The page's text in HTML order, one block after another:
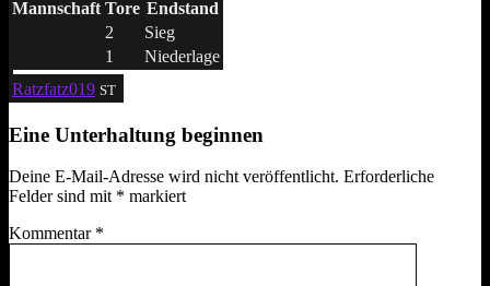
Mannschaft Tore Endstand
2
Sieg
1
Niederlage
Ratzfatz019 ST
Eine Unterhaltung beginnen
Deine E-Mail-Adresse wird nicht veröffentlicht. Erforderliche
Felder sind mit * markiert
Kommentar *